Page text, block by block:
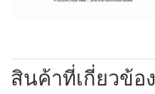
สินค้าที่เกี่ยวข้อง